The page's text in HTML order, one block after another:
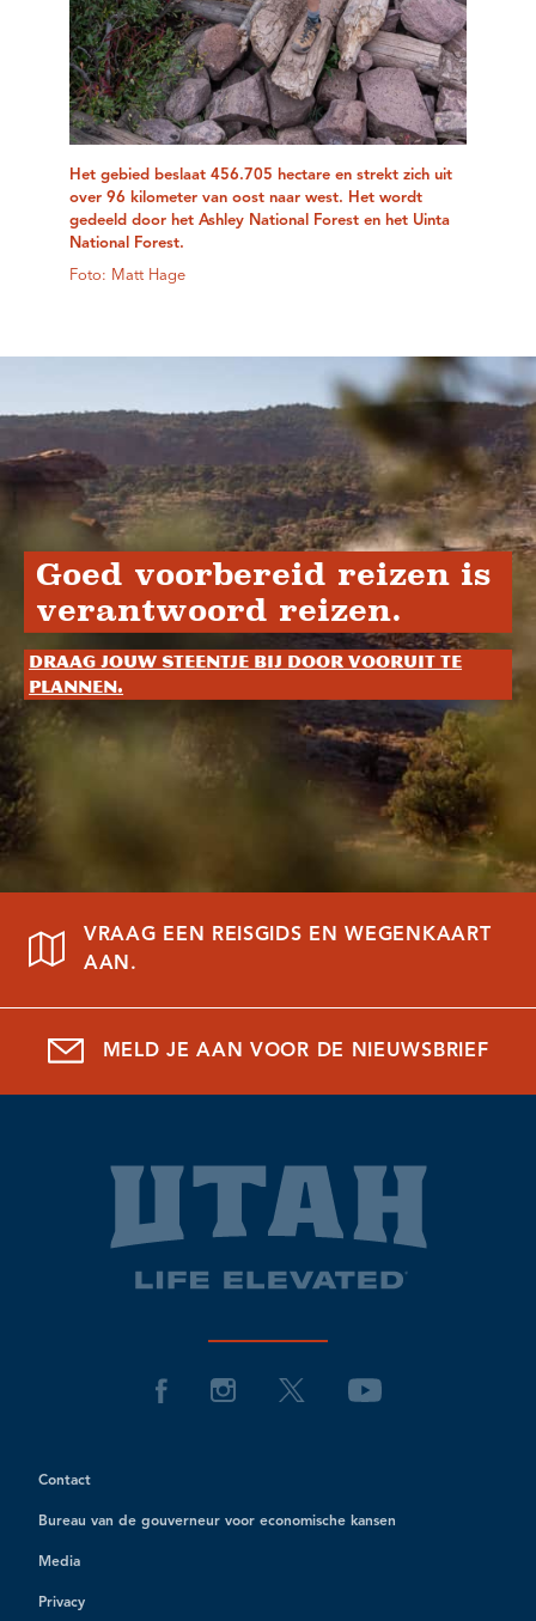
Het gebied beslaat 456.705 hectare en strekt zich uit
over 96 kilometer van oost naar west. Het wordt
gedeeld door het Ashley National Forest en het Uinta
National Forest.
Foto: Matt Hage
Goed voorbereid reizen is
verantwoord reizen.
Draag jouw steentje bij door vooruit te
plannen.
VRAAG EEN REISGIDS EN WEGENKAART
AAN.
MELD JE AAN VOOR DE NIEUWSBRIEF
Contact
Bureau van de gouverneur voor economische kansen
Media
Privacy